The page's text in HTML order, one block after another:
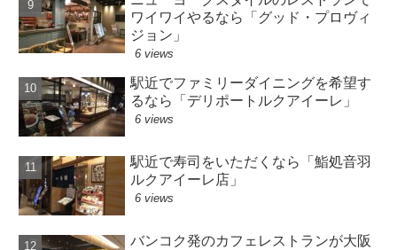
ワイワイやるなら「グッド・プロヴィ
ジョン」
6 views
駅近でファミリーダイニングを希望す
るなら「デリポートルクアイーレ」
6 views
駅近で寿司をいただくなら「鮨処音羽
ルクアイーレ店」
6 views
バンコク発のカフェレストランが大阪